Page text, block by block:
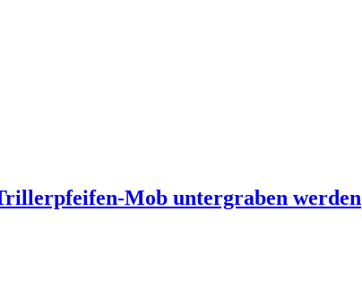
Mob untergraben werden